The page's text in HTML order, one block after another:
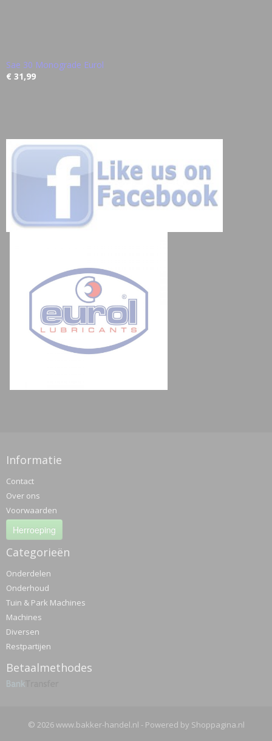
Sae 30 Monograde Eurol
€ 31,99
Informatie
Contact
Over ons
Voorwaarden
Herroeping
Categorieën
Onderdelen
Onderhoud
Tuin & Park Machines
Machines
Diversen
Restpartijen
Betaalmethodes
© 2026 www.bakker-handel.nl - Powered by Shoppagina.nl